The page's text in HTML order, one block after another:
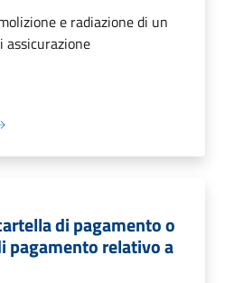
e radiazione di un
assicurazione
di pagamento o
pagamento relativo a